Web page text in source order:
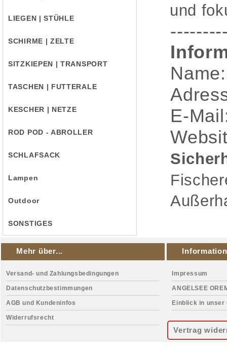
LIEGEN | STÜHLE
SCHIRME | ZELTE
SITZKIEPEN | TRANSPORT
TASCHEN | FUTTERALE
KESCHER | NETZE
ROD POD - ABROLLER
SCHLAFSACK
Lampen
Outdoor
SONSTIGES
und
Name:
E-
Mehr über...
Versand- und Zahlungsbedingungen
Datenschutzbestimmungen
AGB und Kundeninfos
Widerrufsrecht
Impressum
ANGELSEE
Einblick in unser
Vertrag